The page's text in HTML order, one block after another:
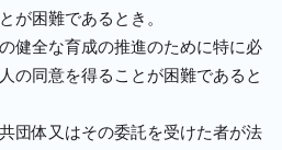
が困難であるとき。
健全な育成の推進のために特に必
の同意を得ることが困難であると
団体又はその委託を受けた者が法